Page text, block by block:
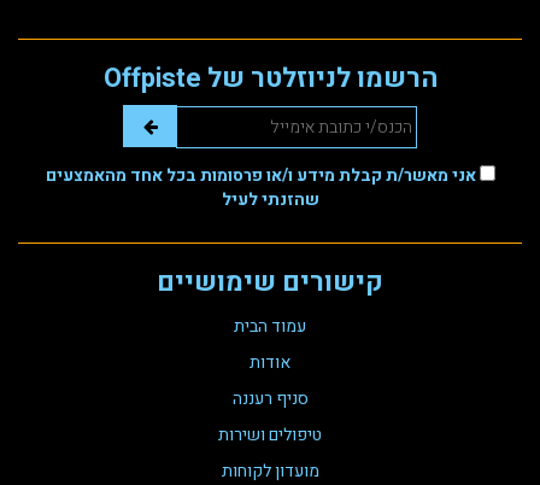
קישורים שימושיים
עמוד הבית
אודות
סניף רעננה
טיפולים ושירות
מועדון לקוחות
הרשמו לניוזלטר של Offpiste
אני מאשר/ת קבלת מידע ו/או פרסומות בכל אחד מהאמצעים
שהזנתי לעיל